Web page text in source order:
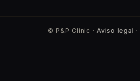
© P&P Clinic ·Aviso legal ·